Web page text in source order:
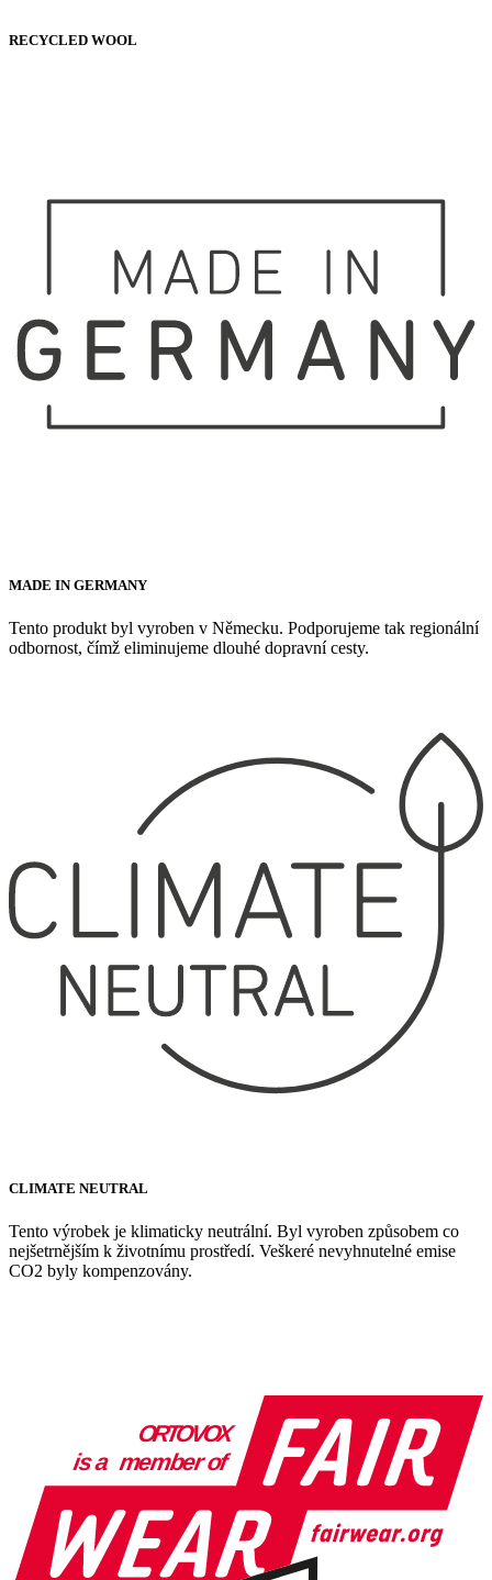
RECYCLED WOOL
MADE IN GERMANY
Tento produkt byl vyroben v Německu. Podporujeme tak regionální
odbornost, čímž eliminujeme dlouhé dopravní cesty.
CLIMATE NEUTRAL
Tento výrobek je klimaticky neutrální. Byl vyroben způsobem co
nejšetrnějším k životnímu prostředí. Veškeré nevyhnutelné emise
CO2 byly kompenzovány.